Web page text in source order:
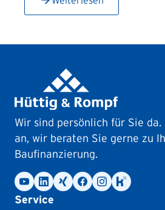
Wir sind persönlich für Sie da.
an, wir beraten Sie gerne zu
Baufinanzierung.
Service